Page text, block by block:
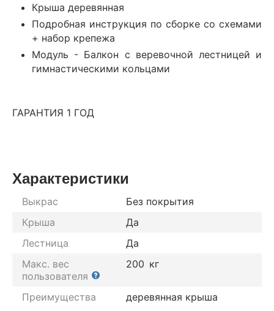
Крыша деревянная
Подробная инструкция по сборке со схемами
+ набор крепежа
Модуль - Балкон с веревочной лестницей и
гимнастическими кольцами
ГАРАНТИЯ 1 ГОД
Характеристики
Выкрас
Без покрытия
Крыша
Да
Лестница
Да
Макс. вес
пользователя
200 кг
Преимущества
деревянная крыша